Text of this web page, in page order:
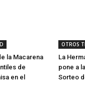
la Macarena
de
en el
OTROS
La
pone a
Sorteo